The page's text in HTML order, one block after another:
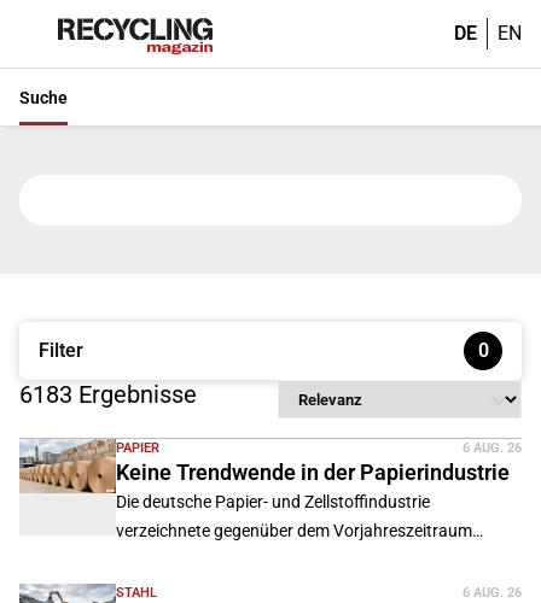
DE EN
Suche
Filter 0
6183 Ergebnisse
PAPIER 6 AUG. 26
Keine Trendwende in der Papierindustrie
Die deutsche Papier- und Zellstoffindustrie
verzeichnete gegenüber dem Vorjahreszeitraum
STAHL 6 AUG. 26